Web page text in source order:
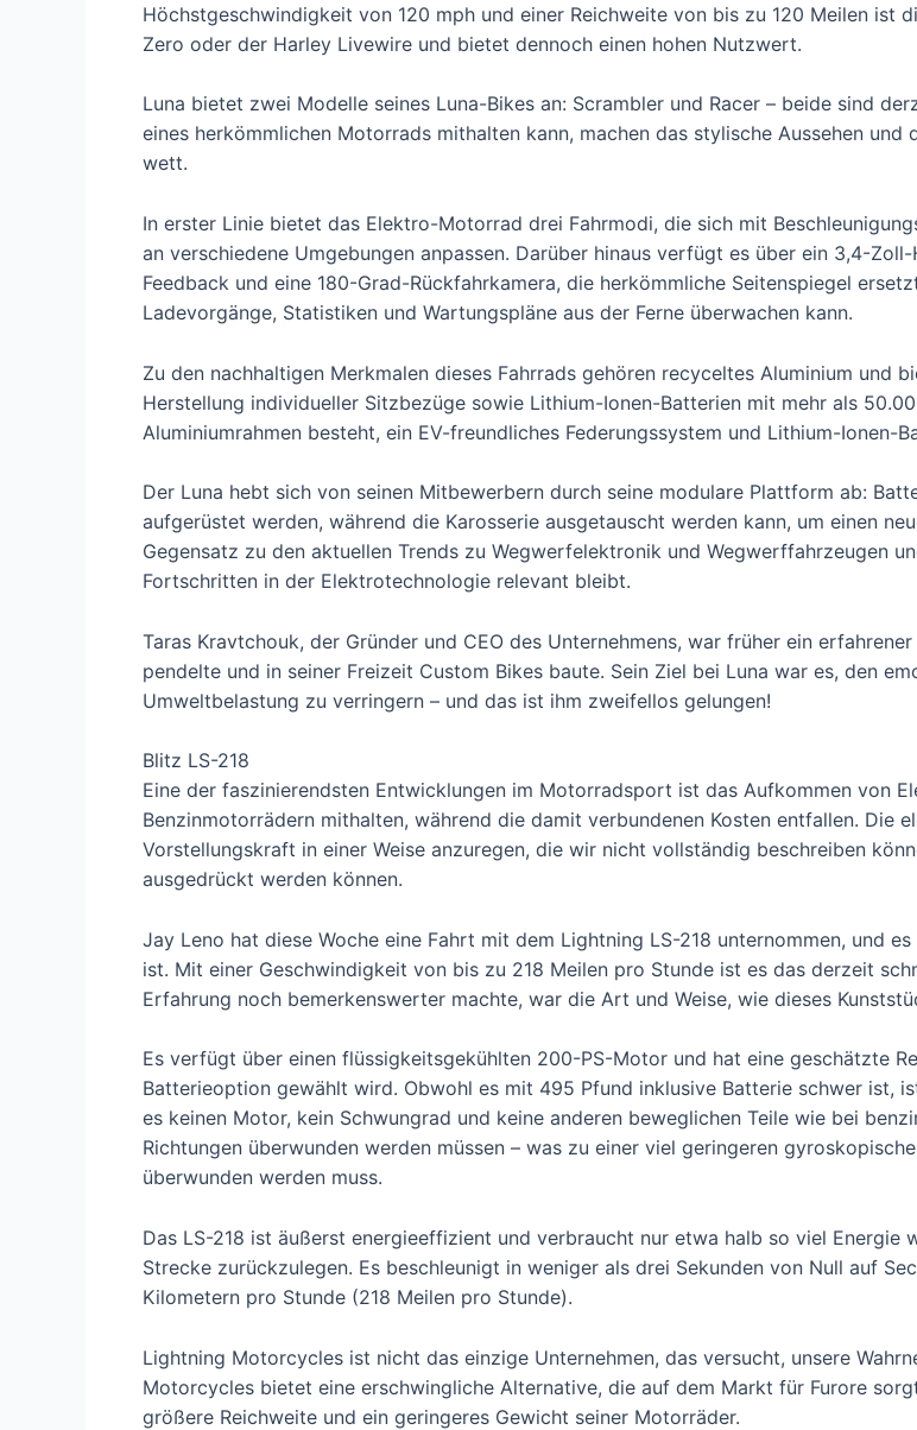
Höchstgeschwindigkeit von 120 mph und einer Reichweite von bis zu 120 Meilen ist
Zero oder der Harley Livewire und bietet dennoch einen hohen Nutzwert.
Luna bietet zwei Modelle seines Luna-Bikes an: Scrambler und Racer – beide sind
eines herkömmlichen Motorrads mithalten kann, machen das stylische Aussehen
wett.
In erster Linie bietet das Elektro-Motorrad drei Fahrmodi, die sich mit
an verschiedene Umgebungen anpassen. Darüber hinaus verfügt es über ein 3,4-
Feedback und eine 180-Grad-Rückfahrkamera, die herkömmliche Seitenspiegel
Ladevorgänge, Statistiken und Wartungspläne aus der Ferne überwachen kann.
Zu den nachhaltigen Merkmalen dieses Fahrrads gehören recyceltes Aluminium und
Herstellung individueller Sitzbezüge sowie Lithium-Ionen-Batterien mit mehr als
Aluminiumrahmen besteht, ein EV-freundliches Federungssystem und Lithium-Ionen-
Der Luna hebt sich von seinen Mitbewerbern durch seine modulare Plattform ab:
aufgerüstet werden, während die Karosserie ausgetauscht werden kann, um einen
Gegensatz zu den aktuellen Trends zu Wegwerfelektronik und Wegwerffahrzeugen
Fortschritten in der Elektrotechnologie relevant bleibt.
Taras Kravtchouk, der Gründer und CEO des Unternehmens, war früher ein
pendelte und in seiner Freizeit Custom Bikes baute. Sein Ziel bei Luna war es, den
Umweltbelastung zu verringern – und das ist ihm zweifellos gelungen!
Blitz LS-218
Eine der faszinierendsten Entwicklungen im Motorradsport ist das Aufkommen von
Benzinmotorrädern mithalten, während die damit verbundenen Kosten entfallen. Die
Vorstellungskraft in einer Weise anzuregen, die wir nicht vollständig beschreiben
ausgedrückt werden können.
Jay Leno hat diese Woche eine Fahrt mit dem Lightning LS-218 unternommen, und
ist. Mit einer Geschwindigkeit von bis zu 218 Meilen pro Stunde ist es das derzeit
Erfahrung noch bemerkenswerter machte, war die Art und Weise, wie dieses
Es verfügt über einen flüssigkeitsgekühlten 200-PS-Motor und hat eine geschätzte
Batterieoption gewählt wird. Obwohl es mit 495 Pfund inklusive Batterie schwer ist,
es keinen Motor, kein Schwungrad und keine anderen beweglichen Teile wie bei
Richtungen überwunden werden müssen – was zu einer viel geringeren
überwunden werden muss.
Das LS-218 ist äußerst energieeffizient und verbraucht nur etwa halb so viel Energie
Strecke zurückzulegen. Es beschleunigt in weniger als drei Sekunden von Null auf
Kilometern pro Stunde (218 Meilen pro Stunde).
Lightning Motorcycles ist nicht das einzige Unternehmen, das versucht, unsere
Motorcycles bietet eine erschwingliche Alternative, die auf dem Markt für Furore
größere Reichweite und ein geringeres Gewicht seiner Motorräder.